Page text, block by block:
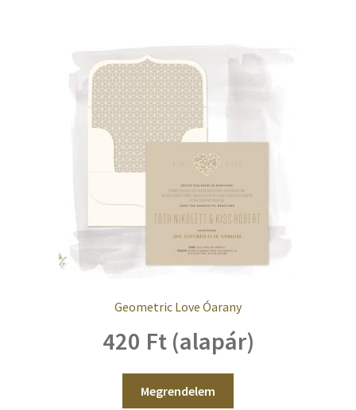
Geometric Love Óarany
420 Ft (alapár)
Megrendelem